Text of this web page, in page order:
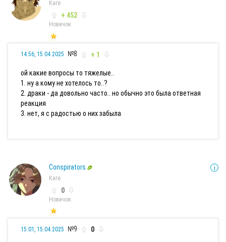
Каге
+ 452
Новичок
14:56, 15.04.2025 №8 + 1
ой какие вопросы то тяжелые..
1. ну а кому не хотелось то..?
2. драки - да довольно часто.. но обычно это была ответная
реакция
3. нет, я с радостью о них забыла
Conspirators
Каге
0
Новичок
15:01, 15.04.2025 №9 0